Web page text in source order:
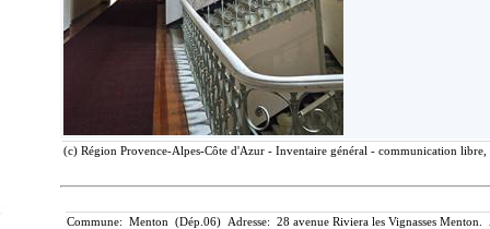
(c) Région Provence-Alpes-Côte d'Azur - Inventaire général - communication
Commune: Menton (Dép.06) Adresse: 28 avenue Riviera les Vignasses